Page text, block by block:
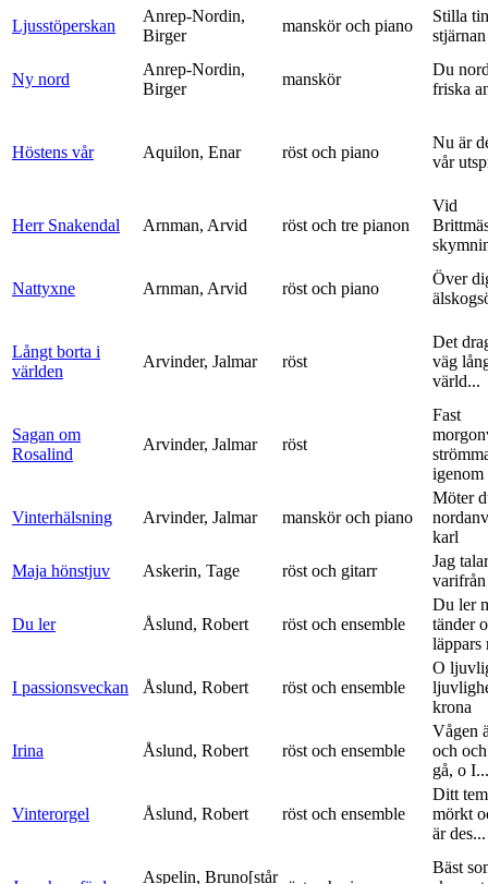
Ljusstöperskan
Anrep-Nordin,
Birger
manskör och piano
Stilla
stjärnan
Ny nord
Anrep-Nordin,
Birger
manskör
Du
friska
Höstens vår Aquilon, Enar röst och piano
Nu är
vår
Herr Snakendal Arnman, Arvid röst och tre pianon
Vid
Nattyxne Arnman, Arvid röst och piano
Över
Långt borta i
världen
Arvinder, Jalmar röst
Det
väg
värld...
Sagan om
Rosalind
Arvinder, Jalmar röst
Fast
igenom
Vinterhälsning Arvinder, Jalmar manskör och piano
Möter
karl
Maja hönstjuv
Askerin, Tage röst och gitarr
Jag
Du ler Åslund, Robert röst och ensemble
Du ler
tänder
läppars
I passionsveckan Åslund, Robert röst och ensemble
O
krona
Irina Åslund, Robert röst och ensemble
Vågen
och
gå, o I...
Vinterorgel Åslund, Robert röst och ensemble
Ditt
mörkt
är des...
Aspelin, Bruno[står
Bäst